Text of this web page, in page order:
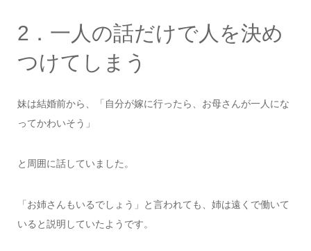
2．一人の話だけで人を決め
つけてしまう
妹は結婚前から、「自分が嫁に行ったら、お母さんが一人にな
ってかわいそう」
と周囲に話していました。
「お姉さんもいるでしょう」と言われても、姉は遠くで働いて
いると説明していたようです。